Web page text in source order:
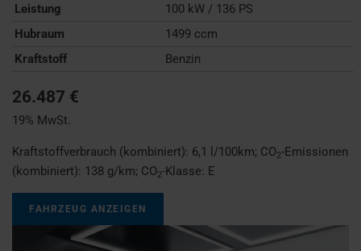
Leistung
100 kW / 136 PS
Hubraum
1499 ccm
Kraftstoff
Benzin
26.487 €
19% MwSt.
Kraftstoffverbrauch (kombiniert): 6,1 l/100km; CO2-Emissionen
(kombiniert): 138 g/km; CO2-Klasse: E
FAHRZEUG ANZEIGEN